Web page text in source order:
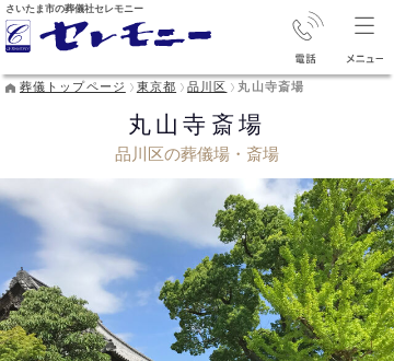
さいたま市の葬儀社セレモニー
葬儀トップページ 東京都 品川区 丸山寺斎場
丸山寺斎場
品川区の葬儀場・斎場